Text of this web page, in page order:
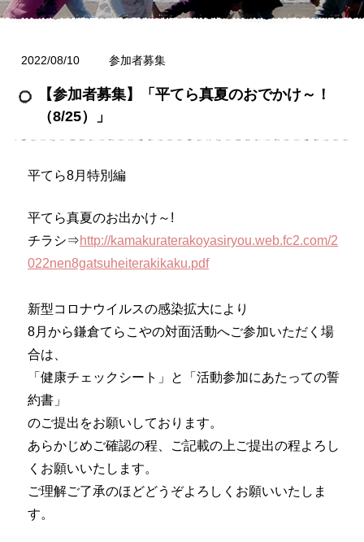
2022/08/10 参加者募集
【参加者募集】「平てら真夏のおでかけ～！
（8/25）」
平てら8月特別編
平てら真夏のお出かけ～!
チラシ⇒http://kamakuraterakoyasiryou.web.fc2.com/2
022nen8gatsuheiterakikaku.pdf
新型コロナウイルスの感染拡大により
8月から鎌倉てらこやの対面活動へご参加いただく場
合は、
「健康チェックシート」と「活動参加にあたっての誓
約書」
のご提出をお願いしております。
あらかじめご確認の程、ご記載の上ご提出の程よろし
くお願いいたします。
ご理解ご了承のほどどうぞよろしくお願いいたしま
す。